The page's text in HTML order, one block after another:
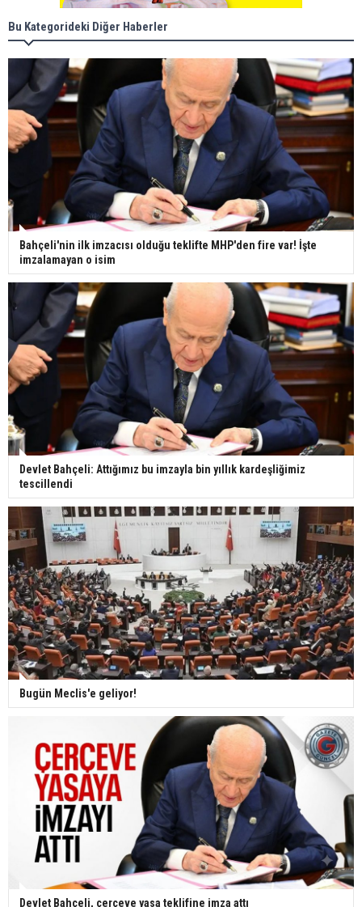
Bu Kategorideki Diğer Haberler
Bahçeli'nin ilk imzacısı olduğu teklifte MHP'den fire var! İşte
imzalamayan o isim
Devlet Bahçeli: Attığımız bu imzayla bin yıllık kardeşliğimiz
tescillendi
Bugün Meclis'e geliyor!
Devlet Bahçeli, çerçeve yasa teklifine imza attı